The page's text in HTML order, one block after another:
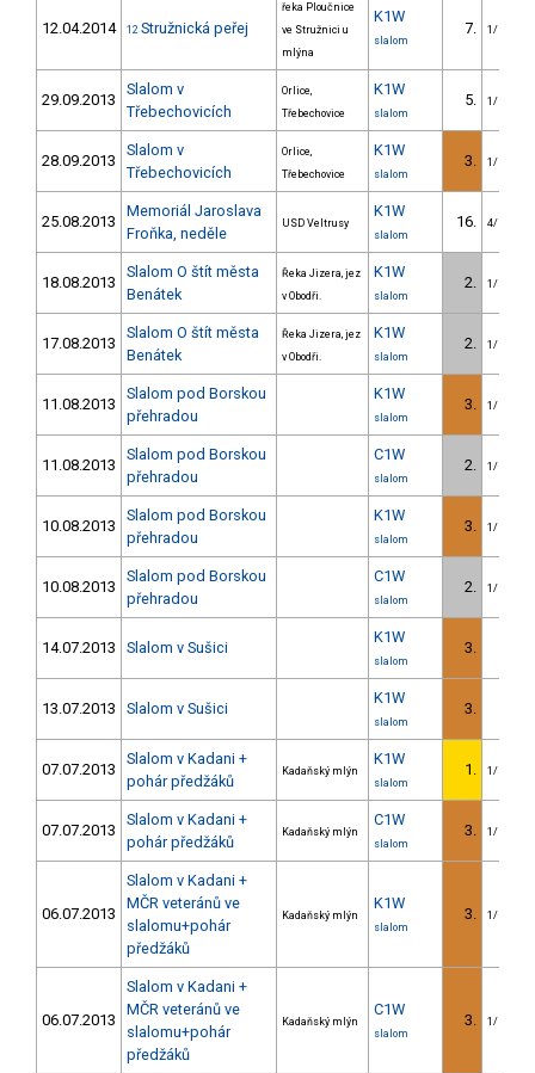
12.04.2014 12 Stružnická peřej
řeka Ploučnice
ve Stružnici u
mlýna
K1W
slalom
7. 1/U23
29.09.2013
Slalom v
Třebechovicích
Orlice,
Třebechovice
K1W
slalom
5. 1/U23
28.09.2013
Slalom v
Třebechovicích
Orlice,
Třebechovice
K1W
slalom
3. 1/U23
25.08.2013
Memoriál Jaroslava
Froňka, neděle
USD Veltrusy
K1W
slalom
16. 4/U23
18.08.2013
Slalom O štít města
Benátek
Řeka Jizera, jez
v Obodři.
K1W
slalom
2. 1/U23
17.08.2013
Slalom O štít města
Benátek
Řeka Jizera, jez
v Obodři.
K1W
slalom
2. 1/U23
11.08.2013
Slalom pod Borskou
přehradou
K1W
slalom
3. 1/U23
11.08.2013
Slalom pod Borskou
přehradou
C1W
slalom
2. 1/U23
10.08.2013
Slalom pod Borskou
přehradou
K1W
slalom
3. 1/U23
10.08.2013
Slalom pod Borskou
přehradou
C1W
slalom
2. 1/U23
14.07.2013 Slalom v Sušici
K1W
slalom
3.
13.07.2013 Slalom v Sušici
K1W
slalom
3.
07.07.2013
Slalom v Kadani +
pohár předžáků
Kadaňský mlýn
K1W
slalom
1. 1/U23
07.07.2013
Slalom v Kadani +
pohár předžáků
Kadaňský mlýn
C1W
slalom
3. 1/U23
06.07.2013
Slalom v Kadani +
MČR veteránů ve
slalomu+pohár
předžáků
Kadaňský mlýn
K1W
slalom
3. 1/U23
06.07.2013
Slalom v Kadani +
MČR veteránů ve
slalomu+pohár
předžáků
Kadaňský mlýn
C1W
slalom
3. 1/U23